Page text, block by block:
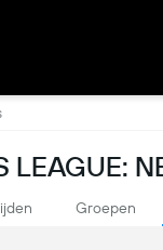
LEAGUE:
Groepen